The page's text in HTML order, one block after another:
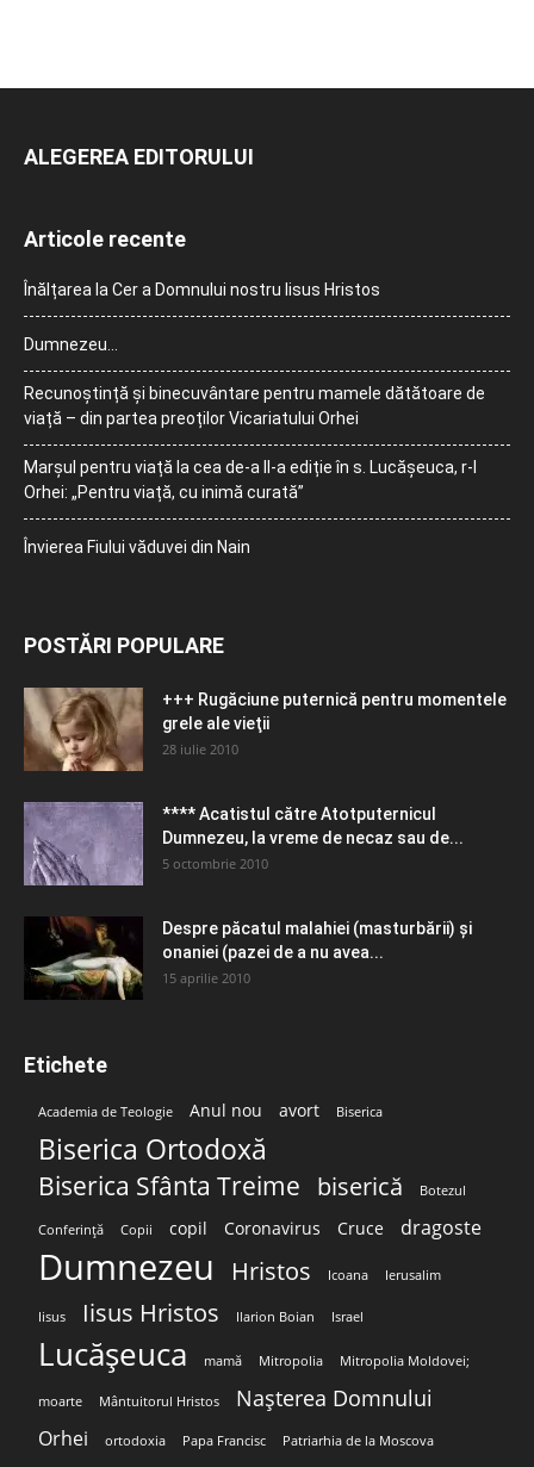
ALEGEREA EDITORULUI
Articole recente
Înălțarea la Cer a Domnului nostru Iisus Hristos
Dumnezeu…
Recunoștință și binecuvântare pentru mamele dătătoare de
viață – din partea preoților Vicariatului Orhei
Marșul pentru viață la cea de-a II-a ediție în s. Lucășeuca, r-l
Orhei: „Pentru viață, cu inimă curată”
Învierea Fiului văduvei din Nain
POSTĂRI POPULARE
+++ Rugăciune puternică pentru momentele
grele ale vieţii
28 iulie 2010
**** Acatistul către Atotputernicul
Dumnezeu, la vreme de necaz sau de...
5 octombrie 2010
Despre păcatul malahiei (masturbării) şi
onaniei (pazei de a nu avea...
15 aprilie 2010
Etichete
Academia de Teologie Anul nou avort Biserica
Biserica Ortodoxă
Biserica Sfânta Treime biserică Botezul
Conferință Copii copil Coronavirus Cruce dragoste
Dumnezeu Hristos Icoana Ierusalim
Iisus Iisus Hristos Ilarion Boian Israel
Lucășeuca mamă Mitropolia Mitropolia Moldovei;
moarte Mântuitorul Hristos Nașterea Domnului
Orhei ortodoxia Papa Francisc Patriarhia de la Moscova